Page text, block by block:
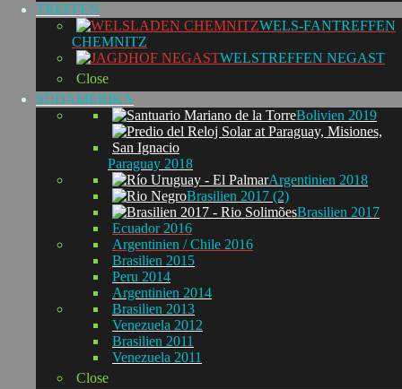
TREFFEN
WELS-FANTREFFEN
CHEMNITZ
WELSTREFFEN NEGAST
Close
SÜDAMERIKA
Bolivien 2019
Paraguay 2018
Argentinien 2018
Brasilien 2017 (2)
Brasilien 2017
Ecuador 2016
Argentinien / Chile 2016
Brasilien 2015
Peru 2014
Argentinien 2014
Brasilien 2013
Venezuela 2012
Brasilien 2011
Venezuela 2011
Close